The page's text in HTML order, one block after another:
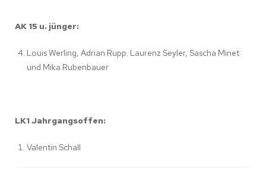
AK 15 u. jünger:
Louis Werling, Adrian Rupp. Laurenz Seyler, Sascha Minet
und Mika Rubenbauer
LK1 Jahrgangsoffen:
Valentin Schall